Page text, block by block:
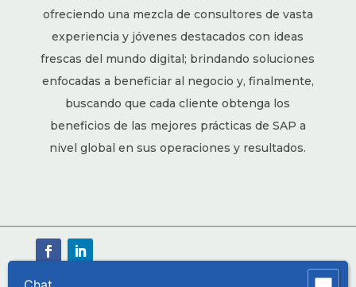
ofreciendo una mezcla de consultores de vasta
experiencia y jóvenes destacados con ideas
frescas del mundo digital; brindando soluciones
enfocadas a beneficiar al negocio y, finalmente,
buscando que cada cliente obtenga los
beneficios de las mejores prácticas de SAP a
nivel global en sus operaciones y resultados.